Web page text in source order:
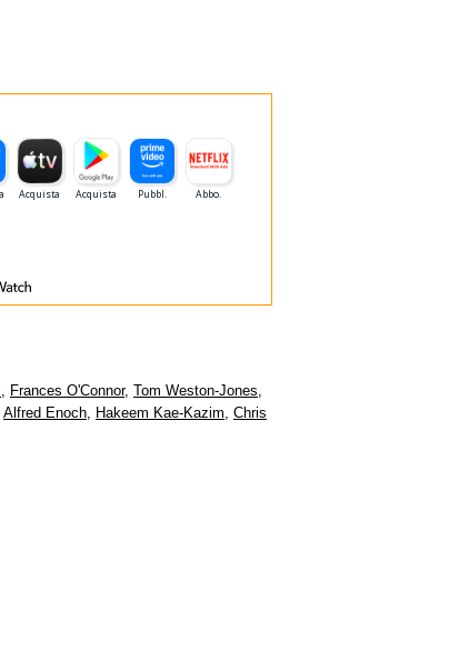
, Frances O'Connor, Tom Weston-Jones,
Alfred Enoch, Hakeem Kae-Kazim, Chris